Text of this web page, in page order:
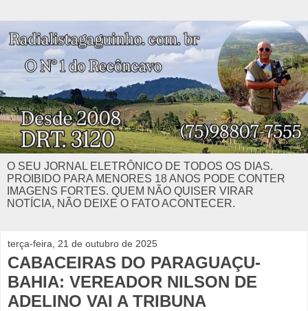
O SEU JORNAL ELETRÔNICO DE TODOS OS DIAS.
PROIBIDO PARA MENORES 18 ANOS PODE CONTER
IMAGENS FORTES. QUEM NÃO QUISER VIRAR
NOTÍCIA, NÃO DEIXE O FATO ACONTECER.
terça-feira, 21 de outubro de 2025
CABACEIRAS DO PARAGUAÇU-
BAHIA: VEREADOR NILSON DE
ADELINO VAI A TRIBUNA